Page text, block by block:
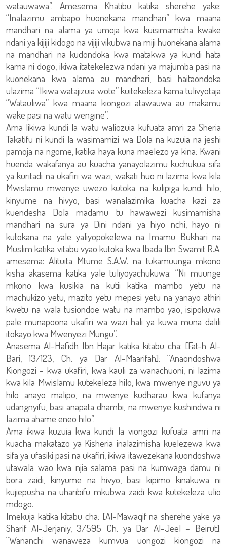
watauwawa”. Amesema Khatibu katika sherehe yake:
“Inalazimu ambapo huonekana mandhari” kwa maana
mandhari na alama ya umoja kwa kuisimamisha kwake
ndani ya kijiji kidogo na vijiji vikubwa na miji huonekana alama
na mandhari na kudondoka kwa matakwa ya kundi hata
kama ni dogo, ikiwa itatekelezwa ndani ya majumba pasi na
kuonekana kwa alama au mandhari, basi haitaondoka
ulazima “Ikiwa watajizuia wote” kuitekeleza kama tulivyotaja
“Watauliwa” kwa maana kiongozi atawauwa au makamu
wake pasi na watu wengine”.
Ama likiwa kundi la watu waliozuia kufuata amri za Sheria
Takatifu ni kundi la wasimamizi wa Dola na kuzuia na jeshi
pamoja na ngome, katika haya kuna maelezo ya kina: Kwani
huenda wakafanya au kuacha yanayolazimu kuchukua sifa
ya kuritadi na ukafiri wa wazi, wakati huo ni lazima kwa kila
Mwislamu mwenye uwezo kutoka na kulipiga kundi hilo,
kinyume na hivyo, basi wanalazimika kuacha kazi za
kuendesha Dola madamu tu hawawezi kusimamisha
mandhari na sura ya Dini ndani ya hiyo nchi, hayo ni
kutokana na yale yaliyopokelewa na Imamu Bukhari na
Muslim katika vitabu vyao kutoka kwa Ibada Ibn Swamit R.A.
amesema: Alituita Mtume S.A.W. na tukamuunga mkono
kisha akasema katika yale tuliyoyachukuwa: “Ni muunge
mkono kwa kusikia na kutii katika mambo yetu na
machukizo yetu, mazito yetu mepesi yetu na yanayo athiri
kwetu na wala tusiondoe watu na mambo yao, isipokuwa
pale munapoona ukafiri wa wazi hali ya kuwa muna dalili
itokayo kwa Mwenyezi Mungu”.
Anasema Al-Hafidh Ibn Hajar katika kitabu cha: [Fat-h Al-
Bari, 13/123, Ch. ya Dar Al-Maarifah]: “Anaondoshwa
Kiongozi - kwa ukafiri, kwa kauli za wanachuoni, ni lazima
kwa kila Mwislamu kutekeleza hilo, kwa mwenye nguvu ya
hilo anayo malipo, na mwenye kudharau kwa kufanya
udangnyifu, basi anapata dhambi, na mwenye kushindwa ni
lazima ahame eneo hilo”.
Ama ikiwa kuzuia kwa kundi la viongozi kufuata amri na
kuacha makatazo ya Kisheria inalazimisha kuelezewa kwa
sifa ya ufasiki pasi na ukafiri, ikiwa itawezekana kuondoshwa
utawala wao kwa njia salama pasi na kumwaga damu ni
bora zaidi, kinyume na hivyo, basi kipimo kinakuwa ni
kujiepusha na uharibifu mkubwa zaidi kwa kutekeleza ulio
mdogo.
Imekuja katika kitabu cha: [Al-Mawaqif na sherehe yake ya
Sharif Al-Jerjaniy, 3/595 Ch. ya Dar Al-Jeel – Beirut]:
“Wananchi wanaweza kumvua uongozi kiongozi na